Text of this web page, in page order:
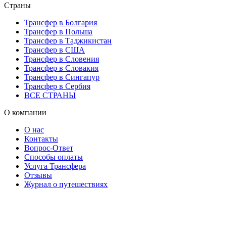
Страны
Трансфер в Болгария
Трансфер в Польша
Трансфер в Таджикистан
Трансфер в США
Трансфер в Словения
Трансфер в Словакия
Трансфер в Сингапур
Трансфер в Сербия
ВСЕ СТРАНЫ
О компании
О нас
Контакты
Вопрос-Ответ
Способы оплаты
Услуга Трансфера
Отзывы
Журнал о путешествиях